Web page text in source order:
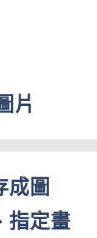
片
成圖
指定畫